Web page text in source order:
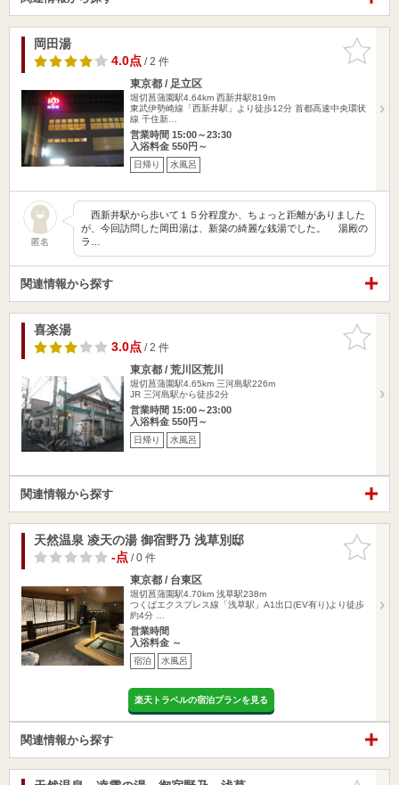
お気に入
りに追加
岡田湯
4.0点/ 2 件
東京都 / 足立区
堀切菖蒲園駅4.64km 西新井駅819m
東武伊勢崎線「西新井駅」より徒歩12分 首都高速中央環状
線 千住新…
営業時間 15:00～23:30
入浴料金 550円～
日帰り 水風呂
匿名
西新井駅から歩いて１５分程度か、ちょっと距離がありました
が、今回訪問した岡田湯は、新築の綺麗な銭湯でした。 湯殿の
ラ…
関連情報から探す
お気に入
りに追加
喜楽湯
3.0点/ 2 件
東京都 / 荒川区荒川
堀切菖蒲園駅4.65km 三河島駅226m
JR 三河島駅から徒歩2分
営業時間 15:00～23:00
入浴料金 550円～
日帰り 水風呂
関連情報から探す
お気に入
りに追加
天然温泉 凌天の湯 御宿野乃 浅草別邸
-点/ 0 件
東京都 / 台東区
堀切菖蒲園駅4.70km 浅草駅238m
つくばエクスプレス線「浅草駅」A1出口(EV有り)より徒歩
約4分 …
営業時間
入浴料金 ～
宿泊 水風呂
楽天トラベルの宿泊プランを見る
関連情報から探す